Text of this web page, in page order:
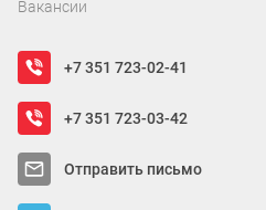
Вакансии
+7 351 723-02-41
+7 351 723-03-42
Отправить письмо